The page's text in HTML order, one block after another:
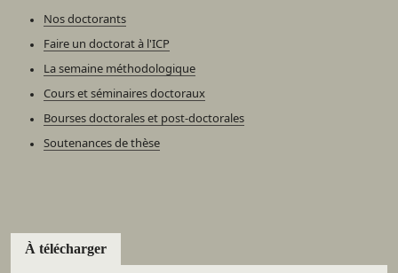
Nos doctorants
Faire un doctorat à l'ICP
La semaine méthodologique
Cours et séminaires doctoraux
Bourses doctorales et post-doctorales
Soutenances de thèse
À télécharger